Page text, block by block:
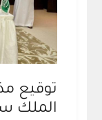
توقيع
الملك